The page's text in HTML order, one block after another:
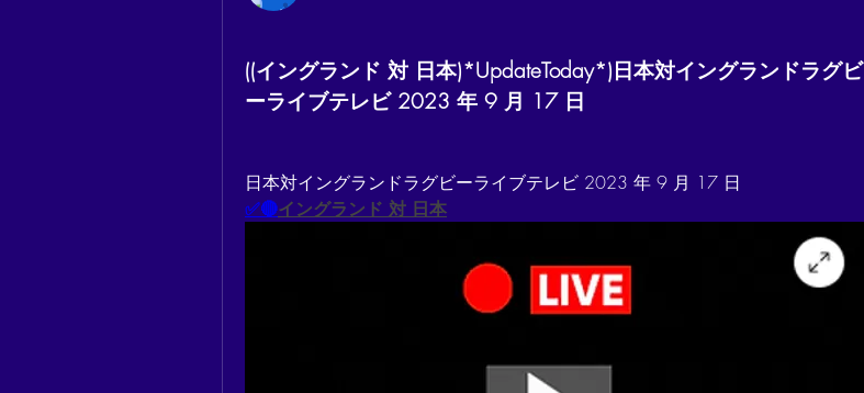
((イングランド 対 日本)*UpdateToday*)日本対イングランドラグビ
ーライブテレビ 2023 年 9 月 17 日
日本対イングランドラグビーライブテレビ 2023 年 9 月 17 日
✅🔴イングランド 対 日本